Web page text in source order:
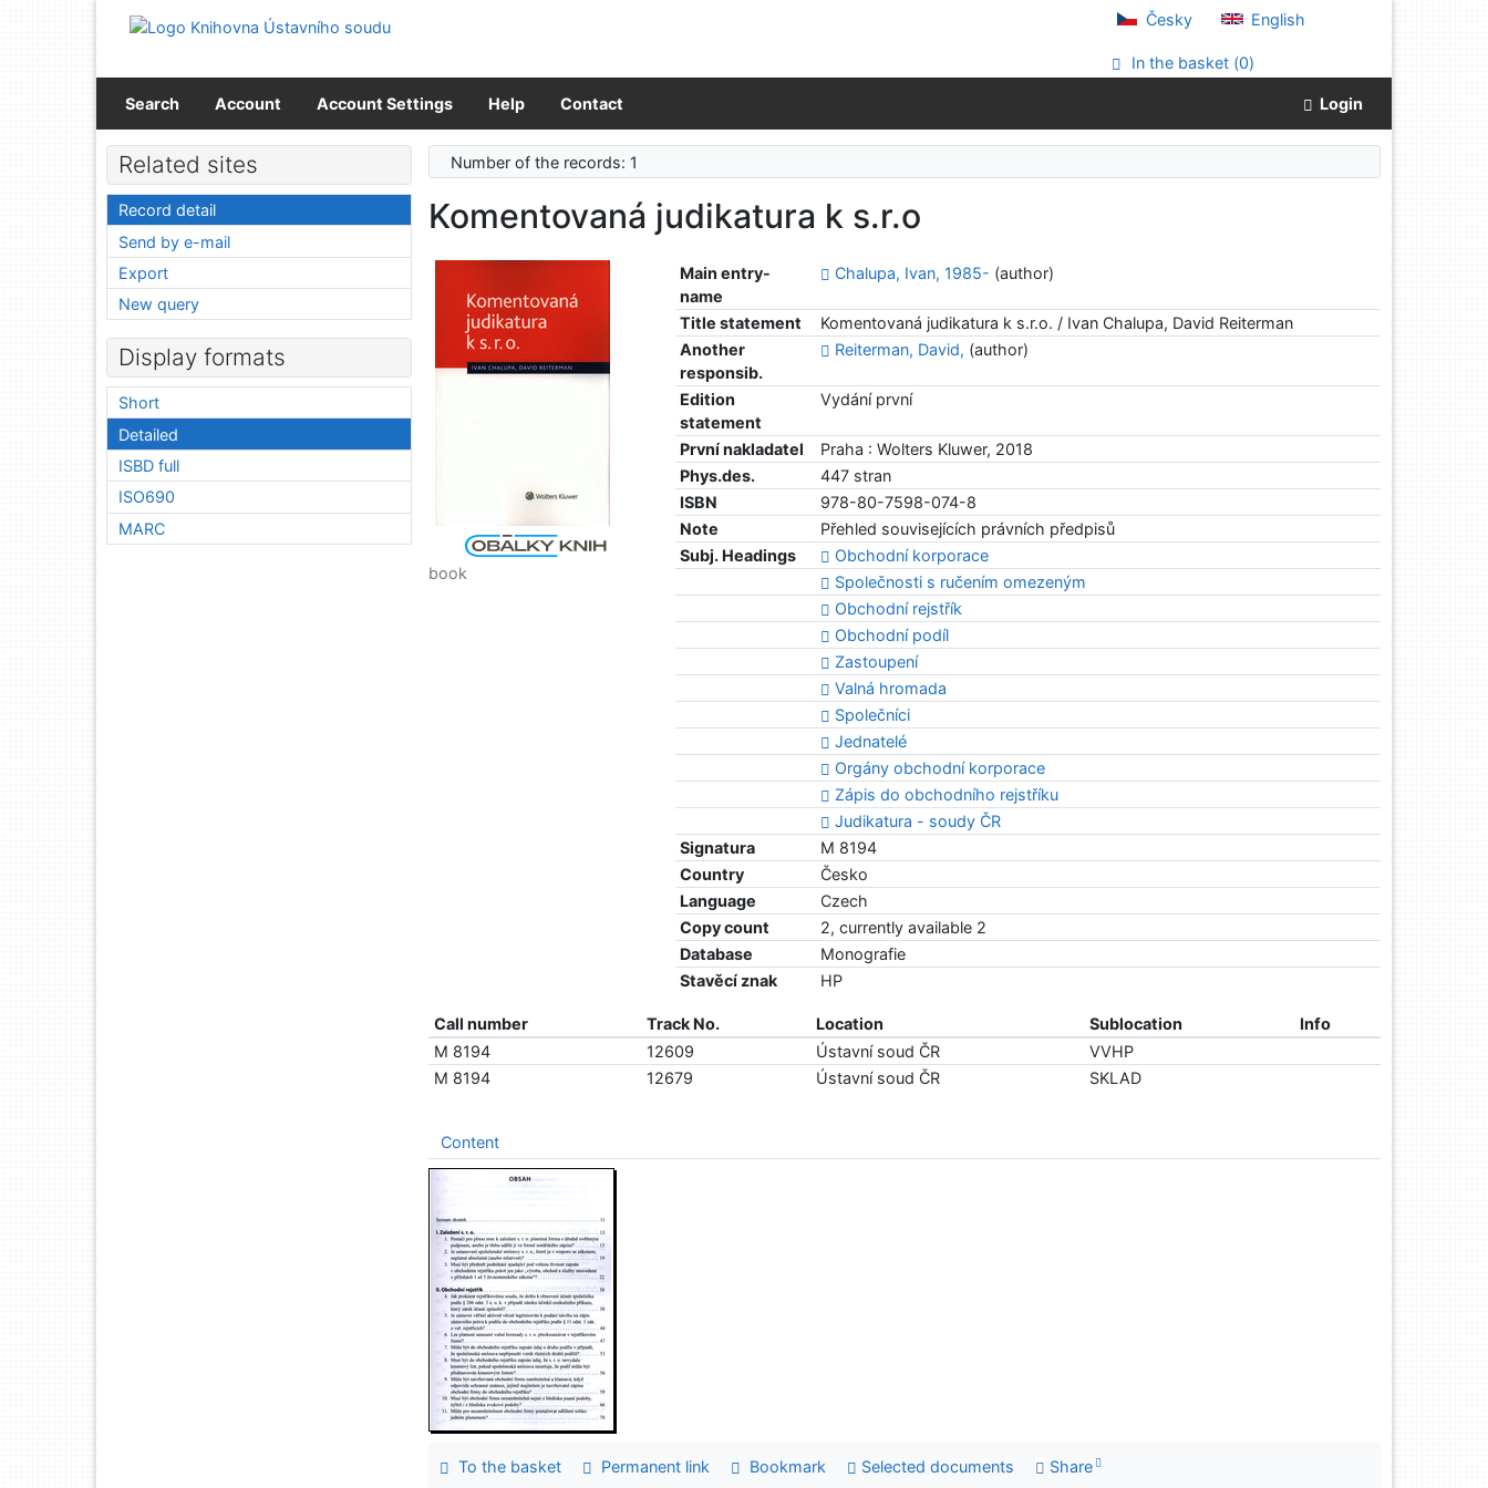
Go to menu
Česky English
In the basket (0)
Search Account Account Settings Help Contact Login
Number of the records: 1
Komentovaná judikatura k s.r.o
Main entry-
name
Chalupa, Ivan, 1985- (author)
Title statement
Komentovaná judikatura k s.r.o. / Ivan Chalupa, David Reiterman
Another
responsib.
Reiterman, David, (author)
Edition
statement
Vydání první
První nakladatel
Praha : Wolters Kluwer, 2018
Phys.des.
447 stran
ISBN
978-80-7598-074-8
Note
Přehled souvisejících právních předpisů
Subj. Headings
Obchodní korporace
Společnosti s ručením omezeným
Obchodní rejstřík
Obchodní podíl
Zastoupení
Valná hromada
Společníci
Jednatelé
Orgány obchodní korporace
Zápis do obchodního rejstříku
Judikatura - soudy ČR
Signatura
M 8194
Country
Česko
Language
Czech
Copy count
2, currently available 2
Database
Monografie
Stavěcí znak
HP
book
Call number Track No. Location Sublocation
Info
M 8194
12609 Ústavní soud ČR
VVHP
M 8194
12679 Ústavní soud ČR SKLAD
Content
To the basket Permanent link Bookmark Selected documents Share
Related sites
Record detail
Send by e-mail
Export
New query
Display formats
Short
Detailed
ISBD full
ISO690
MARC